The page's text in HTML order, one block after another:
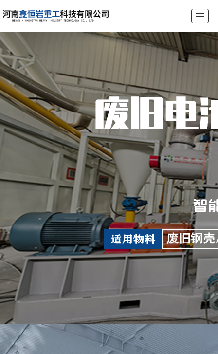
首页 工程案例 荣誉资质 新闻动态